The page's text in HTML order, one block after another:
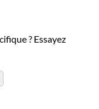
? Essayez